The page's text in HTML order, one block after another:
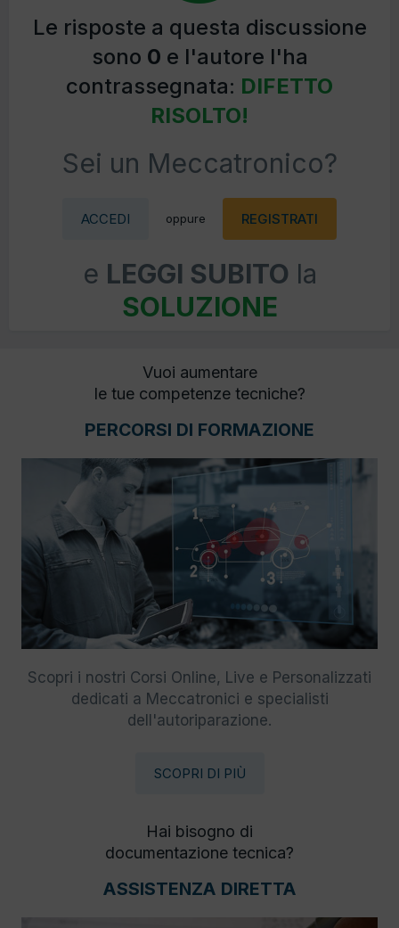
Le risposte a questa discussione
sono 0 e l'autore l'ha
contrassegnata: DIFETTO
RISOLTO!
Sei un Meccatronico?
ACCEDI oppure REGISTRATI
e LEGGI SUBITO la
SOLUZIONE
Vuoi aumentare
le tue competenze tecniche?
PERCORSI DI FORMAZIONE
Scopri i nostri Corsi Online, Live e Personalizzati
dedicati a Meccatronici e specialisti
dell'autoriparazione.
SCOPRI DI PIÙ
Hai bisogno di
documentazione tecnica?
ASSISTENZA DIRETTA